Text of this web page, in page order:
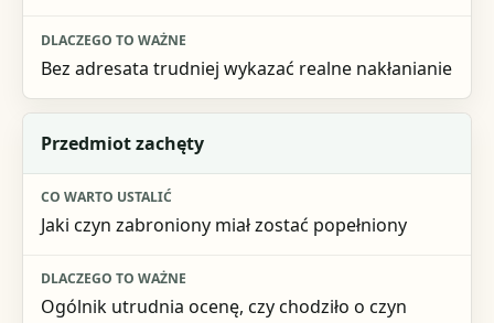
Bez adresata trudniej wykazać realne nakłanianie
Przedmiot zachęty
Jaki czyn zabroniony miał zostać popełniony
Ogólnik utrudnia ocenę, czy chodziło o czyn